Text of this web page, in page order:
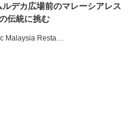
デカ広場前のマレーシアレス
伝統に挑む
Malaysia Resta…